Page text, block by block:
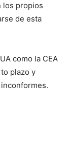
los propios
de esta
como la CEA
plazo y